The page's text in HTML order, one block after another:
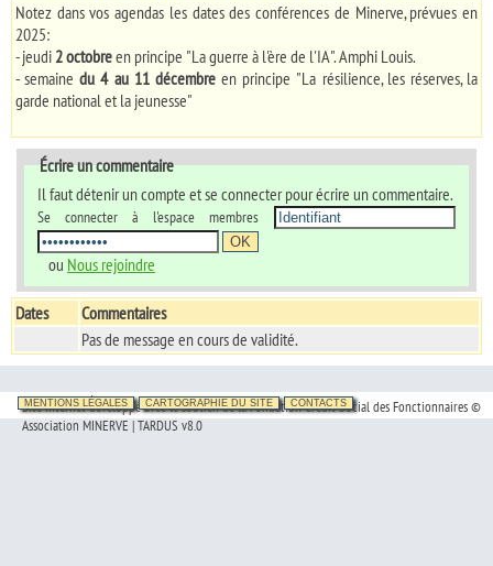
Notez dans vos agendas les dates des conférences de Minerve, prévues en
2025:
- jeudi 2 octobreen principe "La guerre à l'ère de l'IA". Amphi Louis.
- semainedu 4 au 11 décembreen principe "La résilience, les réserves, la
garde national et la jeunesse"
Écrire un commentaire
Il faut détenir un compte et se connecter pour écrire un commentaire.
Se connecter à l'espace membres
ou Nous rejoindre
Dates
Commentaires
Pas de message en cours de validité.
MENTIONS LÉGALES CARTOGRAPHIE DU SITE CONTACTS
Site Internet développé avec le soutien de la Fondation Crédit Social des Fonctionnaires ©
Association MINERVE | TARDUS v8.0